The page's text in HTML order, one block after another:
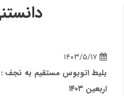
۱۴۰۳/۵/۱۷
بلیط اتوبوس مستقیم به نجف :
اربعین ۱۴۰۳